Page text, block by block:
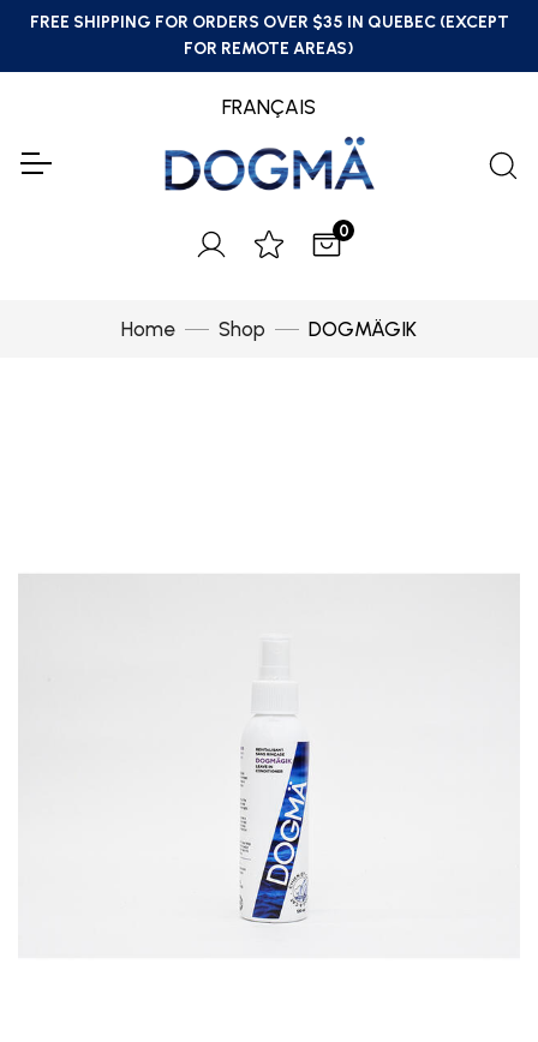
FREE SHIPPING FOR ORDERS OVER $35 IN QUEBEC (EXCEPT
FOR REMOTE AREAS)
FRANÇAIS
0
Home Shop DOGMÄGIK